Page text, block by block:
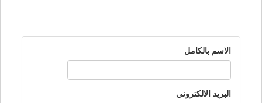
الاسم بالكامل
البريد الالكتروني